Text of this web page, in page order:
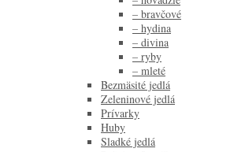
– bravčové
– hydina
– divina
– ryby
– mleté
Bezmäsité jedlá
Zeleninové jedlá
Prívarky
Huby
Sladké jedlá